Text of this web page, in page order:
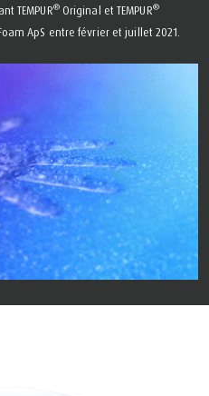
TEMPUR®Original et TEMPUR®
ApS entre février et juillet 2021.